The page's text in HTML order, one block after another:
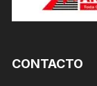
CONTACTO